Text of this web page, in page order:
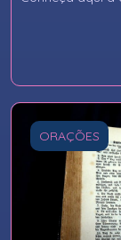
ORAÇÕES